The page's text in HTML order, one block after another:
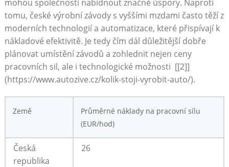
mohou společnosti nabídnout značné úspory. Naproti ​
tomu, české výrobní závody​ s vyššími mzdami​ často⁤ těží z
moderních technologií⁢ a automatizace, které přispívají k
nákladové efektivitě. Je tedy čím dál důležitější dobře‍
plánovat umístění závodů ⁣a zohlednit nejen ceny⁢
pracovních sil, ale i technologické ‍možnosti ⁣ [[2]]
(https://www.autozive.cz/kolik-stoji-vyrobit-auto/).
Země
Průměrné náklady na ⁢pracovní sílu
(EUR/hod)
Česká
republika
26